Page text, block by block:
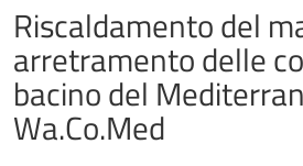
Riscaldamento del
arretramento delle
bacino del
Wa.Co.Med